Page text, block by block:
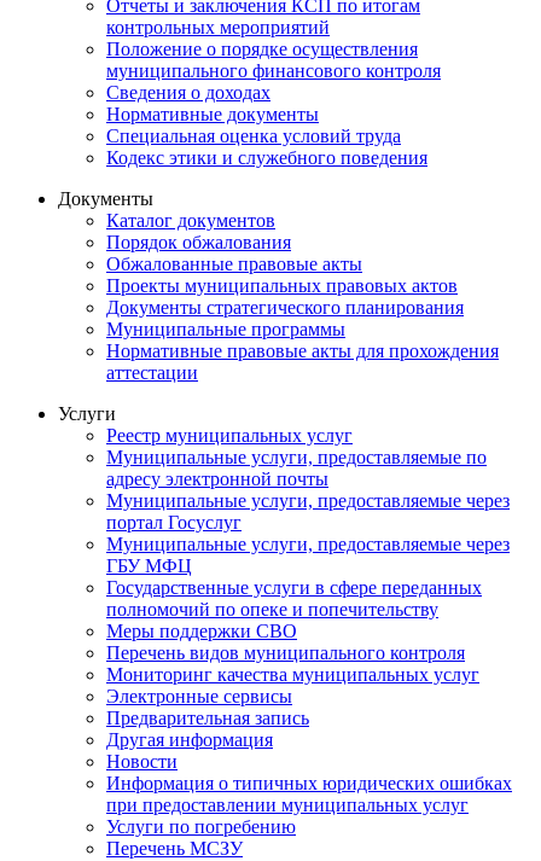
Отчеты и заключения КСП по итогам
контрольных мероприятий
Положение о порядке осуществления
муниципального финансового контроля
Сведения о доходах
Нормативные документы
Специальная оценка условий труда
Кодекс этики и служебного поведения
Документы
Каталог документов
Порядок обжалования
Обжалованные правовые акты
Проекты муниципальных правовых актов
Документы стратегического планирования
Муниципальные программы
Нормативные правовые акты для прохождения
аттестации
Услуги
Реестр муниципальных услуг
Муниципальные услуги, предоставляемые по
адресу электронной почты
Муниципальные услуги, предоставляемые через
портал Госуслуг
Муниципальные услуги, предоставляемые через
ГБУ МФЦ
Государственные услуги в сфере переданных
полномочий по опеке и попечительству
Меры поддержки СВО
Перечень видов муниципального контроля
Мониторинг качества муниципальных услуг
Электронные сервисы
Предварительная запись
Другая информация
Новости
Информация о типичных юридических ошибках
при предоставлении муниципальных услуг
Услуги по погребению
Перечень МСЗУ